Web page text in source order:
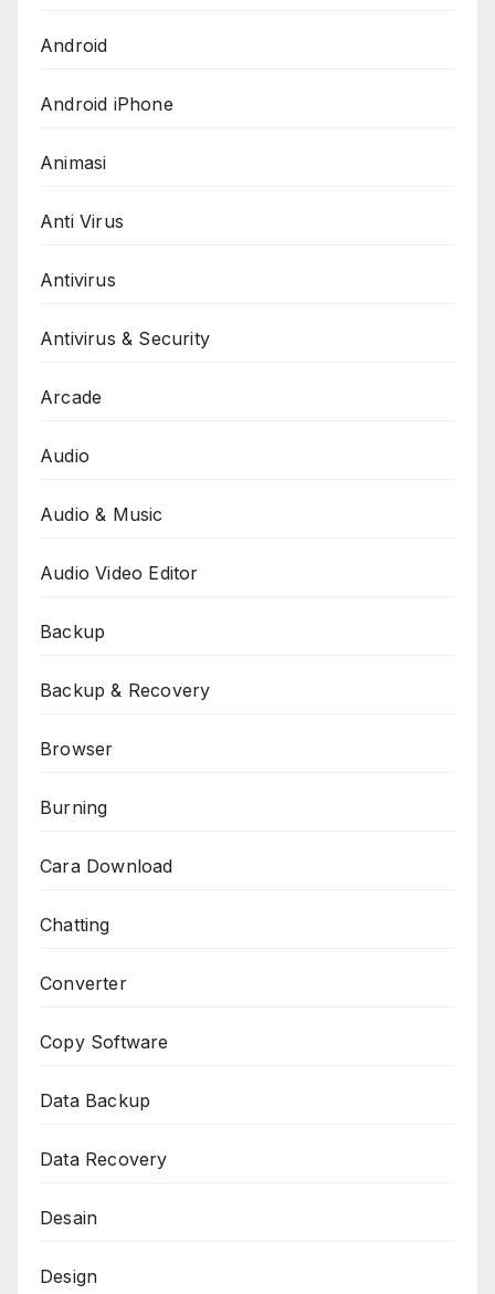
Android
Android iPhone
Animasi
Anti Virus
Antivirus
Antivirus & Security
Arcade
Audio
Audio & Music
Audio Video Editor
Backup
Backup & Recovery
Browser
Burning
Cara Download
Chatting
Converter
Copy Software
Data Backup
Data Recovery
Desain
Design